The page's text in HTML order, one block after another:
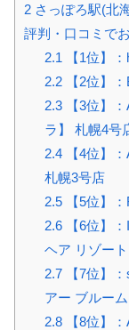
2 さっぽろ駅(北
評判・口コミで
2.1 【1位】
2.2【2位】：
2.3【3位】：
ラ】 札幌4号
2.4【4位】：
札幌3号店
2.5【5位】：
2.6【6位】：
ヘア リゾー
2.7【7位】：
アー ブルー
2.8【8位】：